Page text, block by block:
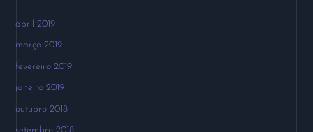
abril 2019
março 2019
fevereiro 2019
janeiro 2019
outubro 2018